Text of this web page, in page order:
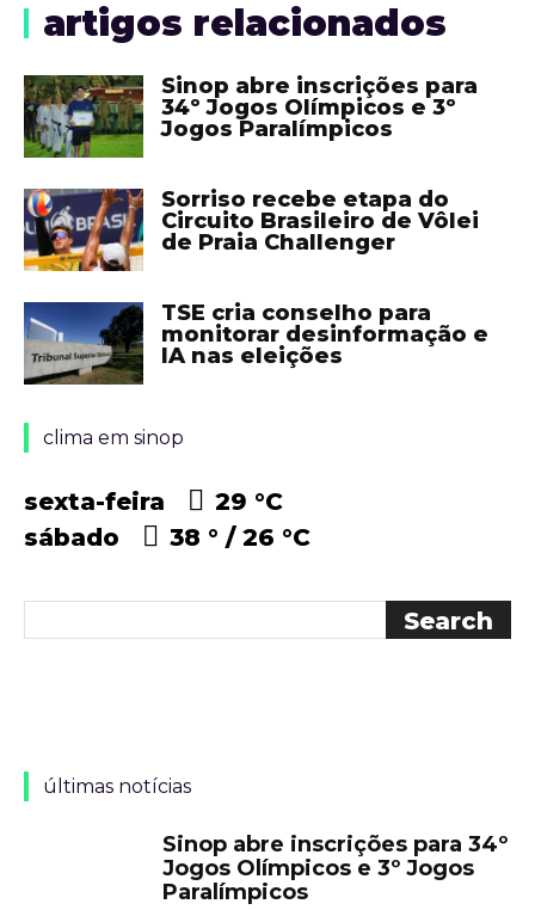
artigos relacionados
Sinop abre inscrições para
34º Jogos Olímpicos e 3º
Jogos Paralímpicos
Sorriso recebe etapa do
Circuito Brasileiro de Vôlei
de Praia Challenger
TSE cria conselho para
monitorar desinformação e
IA nas eleições
clima em sinop
sexta-feira 29 °C
sábado
38 ° 26 °C
últimas notícias
Sinop abre inscrições para 34º
Jogos Olímpicos e 3º Jogos
Paralímpicos